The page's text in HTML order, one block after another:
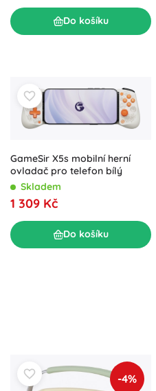
Do košíku
GameSir X5s mobilní herní
ovladač pro telefon bílý
Skladem
1 309 Kč
Do košíku
-4%